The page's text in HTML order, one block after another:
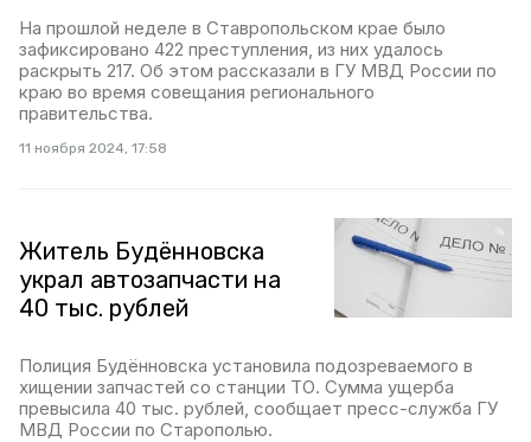
На прошлой неделе в Ставропольском крае было
зафиксировано 422 преступления, из них удалось
раскрыть 217. Об этом рассказали в ГУ МВД России по
краю во время совещания регионального
правительства.
11 ноября 2024, 17:58
Житель Будённовска
украл автозапчасти на
40 тыс. рублей
Полиция Будённовска установила подозреваемого в
хищении запчастей со станции ТО. Сумма ущерба
превысила 40 тыс. рублей, сообщает пресс-служба ГУ
МВД России по Старополью.